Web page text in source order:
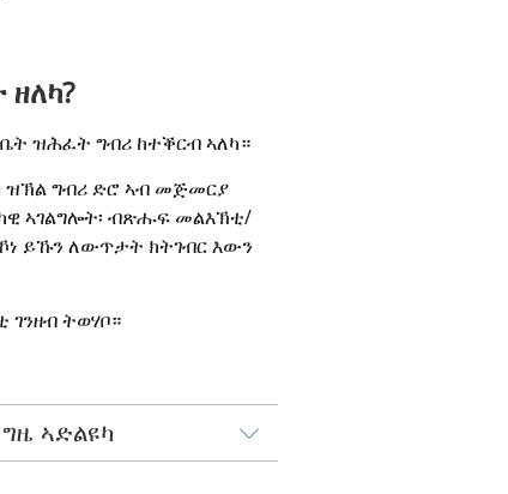
ቤት ዝሕፈት ግብሪ ከተቕርብ ኣለካ።
ዝኽል ግብሪ ድሮ ኣብ መጅመርያ
ኣገልግሎት፡ ብጽሑፍ መልእኽቲ/
ይኹን ለውጥታት ክትገብር እውን
ትወሃቦ።
ኣድልዩካ